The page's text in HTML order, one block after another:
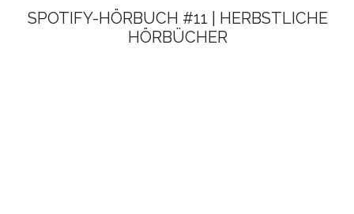
SPOTIFY-HÖRBUCH #11 | HERBSTLICHE
HÖRBÜCHER